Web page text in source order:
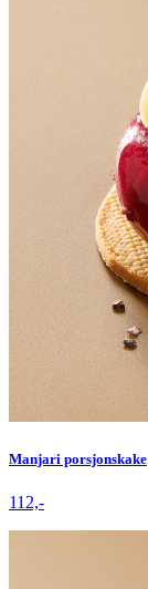
Manjari porsjonskake
112,-